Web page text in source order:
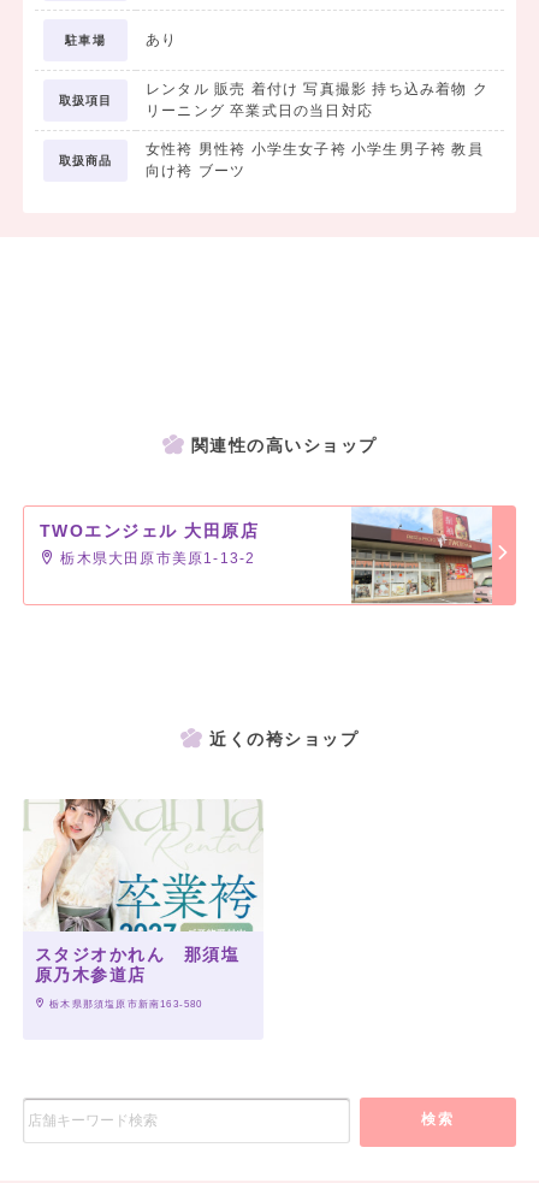
駐車場 あり
取扱項目
レンタル 販売 着付け 写真撮影 持ち込み着物 ク
リーニング 卒業式日の当日対応
取扱商品
女性袴 男性袴 小学生女子袴 小学生男子袴 教員
向け袴 ブーツ
関連性の高いショップ
TWOエンジェル 大田原店
栃木県大田原市美原1-13-2
近くの袴ショップ
スタジオかれん 那須塩
原乃木参道店
栃木県那須塩原市新南163-580
検索